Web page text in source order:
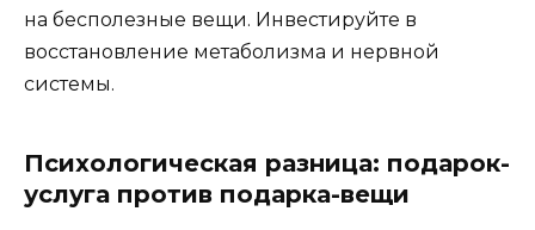
на бесполезные вещи. Инвестируйте в
восстановление метаболизма и нервной
системы.
Психологическая разница: подарок-
услуга против подарка-вещи